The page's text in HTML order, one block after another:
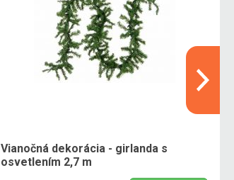
Vianočná dekorácia - girlanda s
osvetlením 2,7 m